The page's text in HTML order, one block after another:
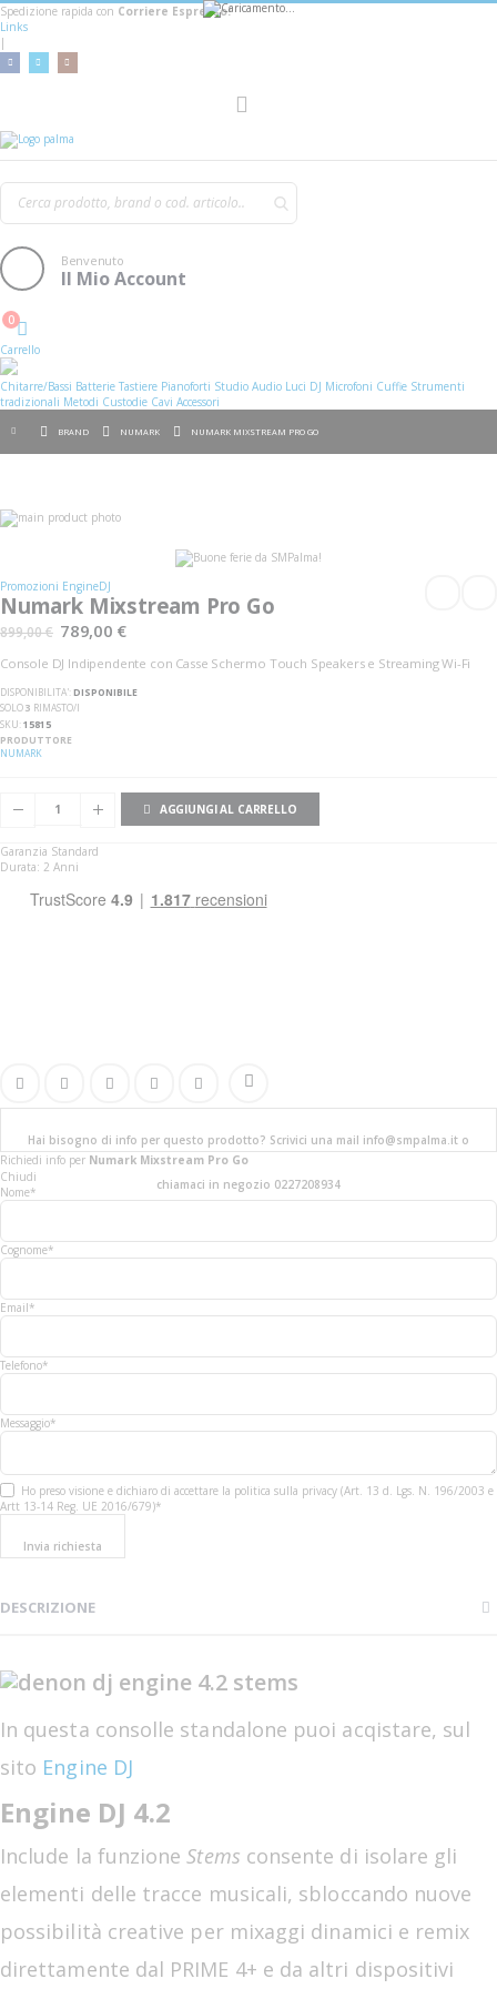
Spedizione rapida con Corriere Espresso!
Links
|
Benvenuto
Il Mio Account
Cart
0
Carrello
Chitarre/Bassi Batterie Tastiere Pianoforti Studio Audio Luci DJ Microfoni Cuffie Strumenti
tradizionali Metodi Custodie Cavi Accessori
BRAND NUMARK NUMARK MIXSTREAM PRO GO
Vai
alla
galleria
di
immagini
galleria
di
immagini
Promozioni EngineDJ
Numark Mixstream Pro Go
899,00 € 789,00 €
Console DJ Indipendente con Casse Schermo Touch Speakers e Streaming Wi-Fi
DISPONIBILITA':DISPONIBILE
SOLO3 RIMASTO/I
SKU 15815
PRODUTTORE
NUMARK
AGGIUNGI AL CARRELLO
Garanzia Standard
Durata: 2 Anni
Hai bisogno di info per questo prodotto? Scrivici una mail info@smpalma.it o
chiamaci in negozio 0227208934
Richiedi info per Numark Mixstream Pro Go
Chiudi
Nome*
Cognome*
Email*
Telefono*
Messaggio*
Ho preso visione e dichiaro di accettare la politica sulla privacy (Art. 13 d. Lgs. N. 196/2003 e
Artt 13-14 Reg. UE 2016/679)*
Invia richiesta
DESCRIZIONE
In questa consolle standalone puoi acqistare, sul
sito Engine DJ
Engine DJ 4.2
Include la funzioneStems consente di isolare gli
elementi delle tracce musicali, sbloccando nuove
possibilità creative per mixaggi dinamici e remix
direttamente dal PRIME 4+ e da altri dispositivi